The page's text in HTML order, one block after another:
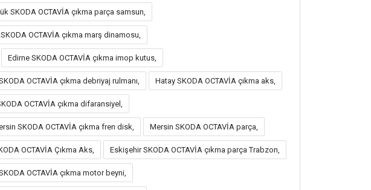
SKODA OCTAVİA çıkma parça samsun,
OCTAVİA çıkma marş dinamosu,
Edirne SKODA OCTAVİA çıkma imop kutus,
OCTAVİA çıkma debriyaj rulmanı, Hatay SKODA OCTAVİA çıkma aks,
OCTAVİA çıkma difaransiyel,
SKODA OCTAVİA çıkma fren disk, Mersin SKODA OCTAVİA parça,
OCTAVİA Çıkma Aks, Eskişehir SKODA OCTAVİA çıkma parça Trabzon,
OCTAVİA çıkma motor beyni,